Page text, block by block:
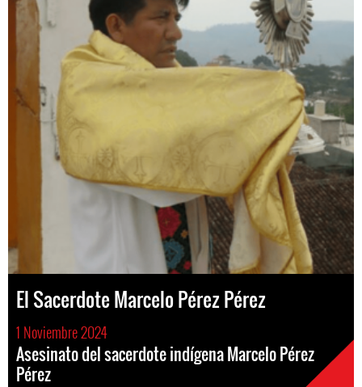
El Sacerdote Marcelo Pérez Pérez
1 Noviembre 2024
Asesinato del sacerdote indígena Marcelo Pérez
Pérez